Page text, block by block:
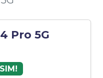
Pro 5G